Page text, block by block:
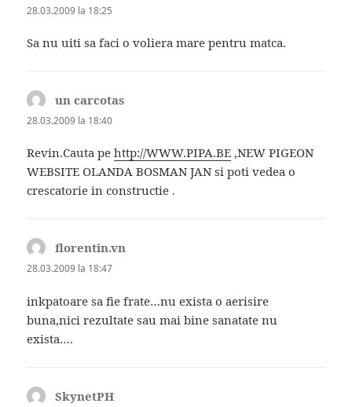
28.03.2009 la 18:25
Sa nu uiti sa faci o voliera mare pentru matca.
un carcotas
28.03.2009 la 18:40
Revin.Cauta pehttp://WWW.PIPA.BE ,NEW PIGEON
WEBSITE OLANDA BOSMAN JAN si poti vedea o
crescatorie in constructie .
florentin.vn
28.03.2009 la 18:47
inkpatoare sa fie frate…nu exista o aerisire
buna,nici rezultate sau mai bine sanatate nu
exista….
SkynetPH